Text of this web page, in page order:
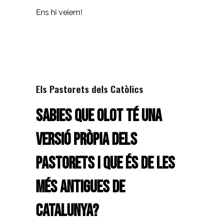
Ens hi veiem!
Els Pastorets dels Catòlics
Sabies que Olot té una
versió pròpia dels
pastorets i queés de les
més antigues de
Catalunya?